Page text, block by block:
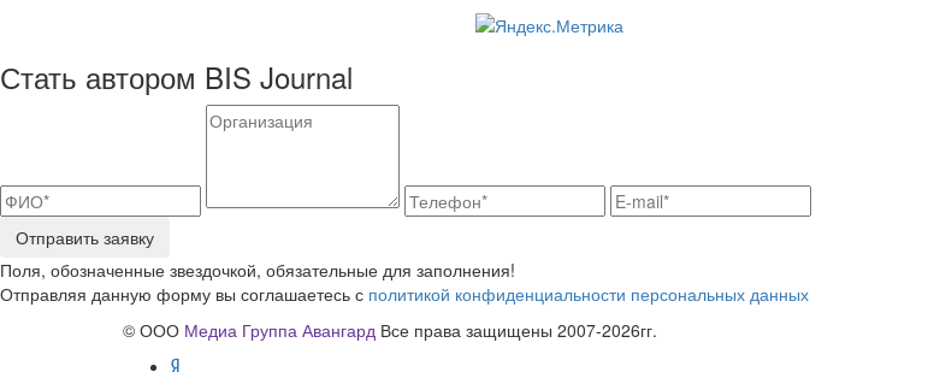
Стать автором BIS Journal
Отправить заявку
Поля, обозначенные звездочкой, обязательные для заполнения!
Отправляя данную форму вы соглашаетесь с политикой конфиденциальности персональных данных
© ООО Медиа Группа Авангард Все права защищены 2007-2026гг.